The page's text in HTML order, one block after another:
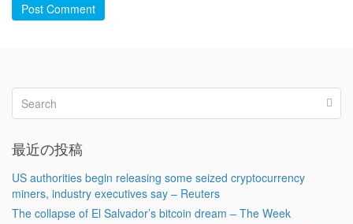
Post Comment
最近の投稿
US authorities begin releasing some seized cryptocurrency
miners, industry executives say – Reuters
The collapse of El Salvador’s bitcoin dream – The Week